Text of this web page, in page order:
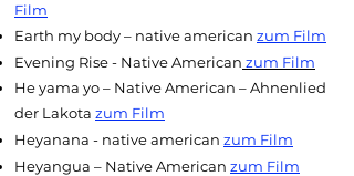
Film
Earth my body – native american zum Film
Evening Rise - Native American zum Film
He yama yo – Native American – Ahnenlied
der Lakota zum Film
​Heyanana - native american zum Film
Heyangua – Native American zum Film